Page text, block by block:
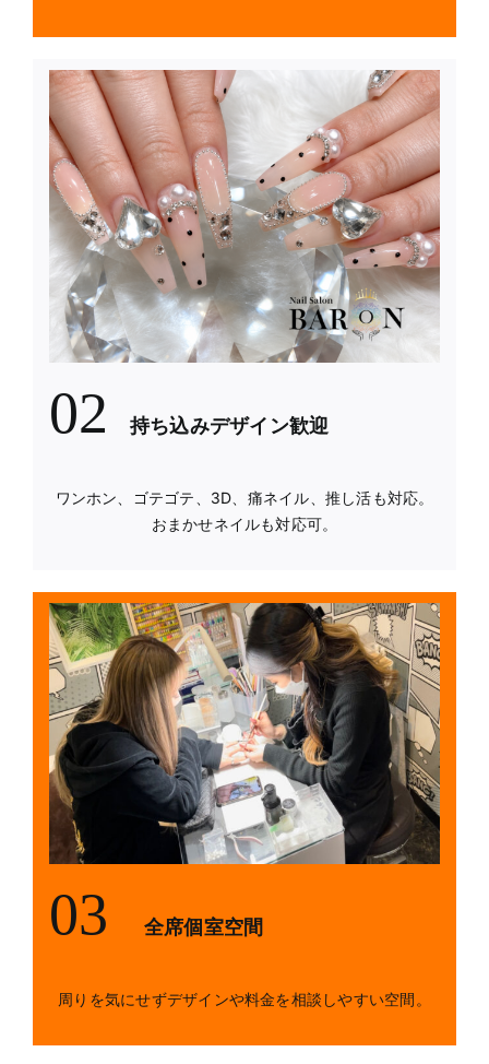
02 持ち込みデザイン歓迎
ワンホン、ゴテゴテ、3D、痛ネイル、推し活も対応。
おまかせネイルも対応可。
03 全席個室空間
周りを気にせずデザインや料金を相談しやすい空間。